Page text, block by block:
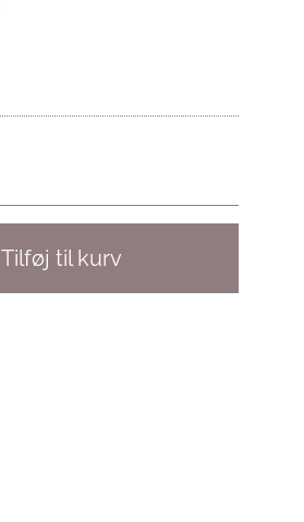
Tilføj til kurv